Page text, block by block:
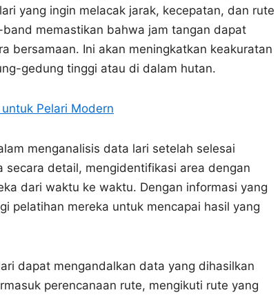
yang ingin melacak jarak, kecepatan, dan rute
memastikan bahwa jam tangan dapat
bersamaan. Ini akan meningkatkan keakuratan
gedung tinggi atau di dalam hutan.
Pelari Modern
menganalisis data lari setelah selesai
detail, mengidentifikasi area dengan
dari waktu ke waktu. Dengan informasi yang
pelatihan mereka untuk mencapai hasil yang
dapat mengandalkan data yang dihasilkan
perencanaan rute, mengikuti rute yang